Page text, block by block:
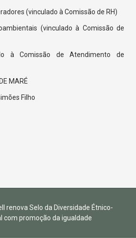
(vinculado à Comissão de RH)
(vinculado à Comissão de
à Comissão de Atendimento de
MARÉ
Filho
renova Selo da Diversidade Étnico-
com promoção da igualdade